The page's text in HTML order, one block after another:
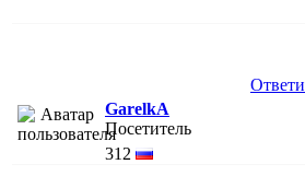
GarelkA
Посетитель
312